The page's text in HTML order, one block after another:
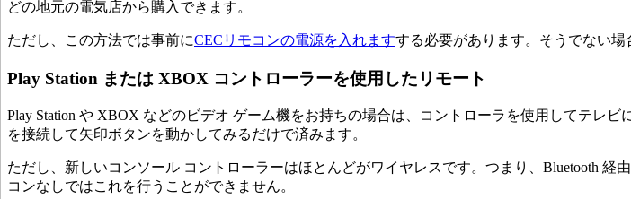
どの地元の電気店から購入できます。
ただし、この方法では事前にCECリモコンの電源を入れますする必要があります。そうでない場
Play Station または XBOX コントローラーを使用したリモート
Play Station や XBOX などのビデオ ゲーム機をお持ちの場合は、コントローラを使用してテレ
を接続して矢印ボタンを動かしてみるだけで済みます。
ただし、新しいコンソール コントローラーはほとんどがワイヤレスです。つまり、Bluetooth
コンなしではこれを行うことができません。